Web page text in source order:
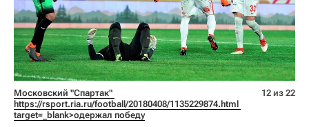
https://rsport.ria.ru/football/20180408/1135229874.html
target=_blank>одержал победу
12 из 22